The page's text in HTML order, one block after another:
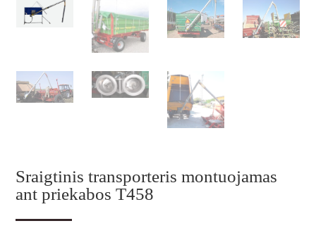
Sraigtinis transporteris montuojamas
ant priekabos T458